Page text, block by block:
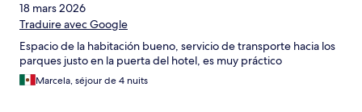
18 mars 2026
Traduire avec Google
Espacio de la habitación bueno, servicio de transporte hacia los
parques justo en la puerta del hotel, es muy práctico
Marcela, séjour de 4 nuits